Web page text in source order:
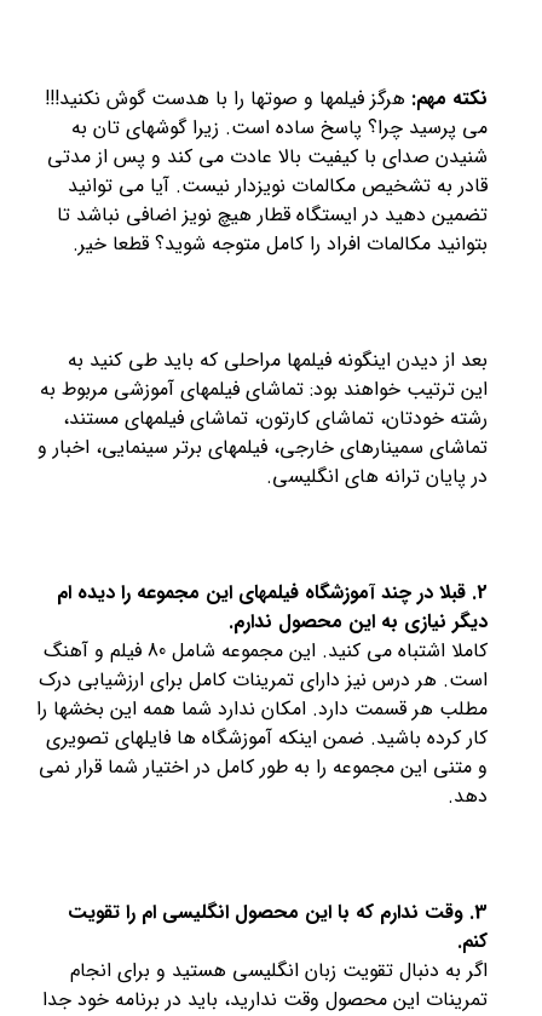
نکته مهم: هرگز فیلمها و صوتها را با هدست گوش نکنید!!!
می پرسید چرا؟ پاسخ ساده است. زیرا گوشهای تان به
شنیدن صدای با کیفیت بالا عادت می کند و پس از مدتی
قادر به تشخیص مکالمات نویزدار نیست. آیا می توانید
تضمین دهید در ایستگاه قطار هیچ نویز اضافی نباشد تا
بتوانید مکالمات افراد را کامل متوجه شوید؟ قطعا خیر.
بعد از دیدن اینگونه فیلمها مراحلی که باید طی کنید به
این ترتیب خواهند بود: تماشای فیلمهای آموزشی مربوط به
رشته خودتان، تماشای کارتون، تماشای فیلمهای مستند،
تماشای سمینارهای خارجی، فیلمهای برتر سینمایی، اخبار و
در پایان ترانه های انگلیسی.
2. قبلا در چند آموزشگاه فیلمهای این مجموعه را دیده ام
دیگر نیازی به این محصول ندارم.
کاملا اشتباه می کنید. این مجموعه شامل 80 فیلم و آهنگ
است. هر درس نیز دارای تمرینات کامل برای ارزشیابی درک
مطلب هر قسمت دارد. امکان ندارد شما همه این بخشها را
کار کرده باشید. ضمن اینکه آموزشگاه ها فایلهای تصویری
و متنی این مجموعه را به طور کامل در اختیار شما قرار نمی
دهد.
3. وقت ندارم که با این محصول انگلیسی ام را تقویت
کنم.
اگر به دنبال تقویت زبان انگلیسی هستید و برای انجام
تمرینات این محصول وقت ندارید، باید در برنامه خود جدا